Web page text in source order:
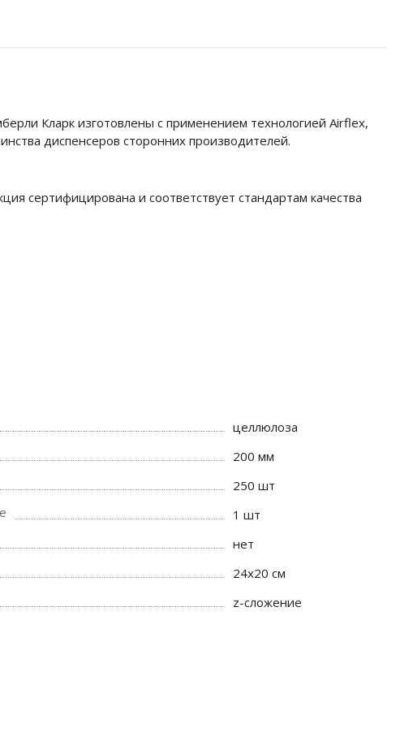
Кларк изготовлены с применением технологией Airflex,
диспенсеров сторонних производителей.
сертифицирована и соответствует стандартам качества
целлюлоза
200 мм
250 шт
1 шт
нет
24х20 см
z-сложение